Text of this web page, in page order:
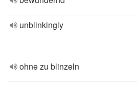
unblinkingly
ohne zu blinzeln